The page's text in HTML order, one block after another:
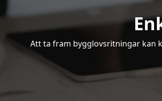
Att ta fram bygglovsritningar kan